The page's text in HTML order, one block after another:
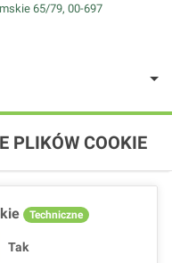
65/79, 00-697
PLIKÓW COOKIE
Techniczne
Tak